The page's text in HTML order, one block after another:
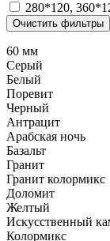
280*120,
60 мм
Серый
Белый
Поревит
Черный
Антрацит
Арабская ночь
Базальт
Гранит
Гранит колормикс
Доломит
Желтый
Искусственный
Колормикс